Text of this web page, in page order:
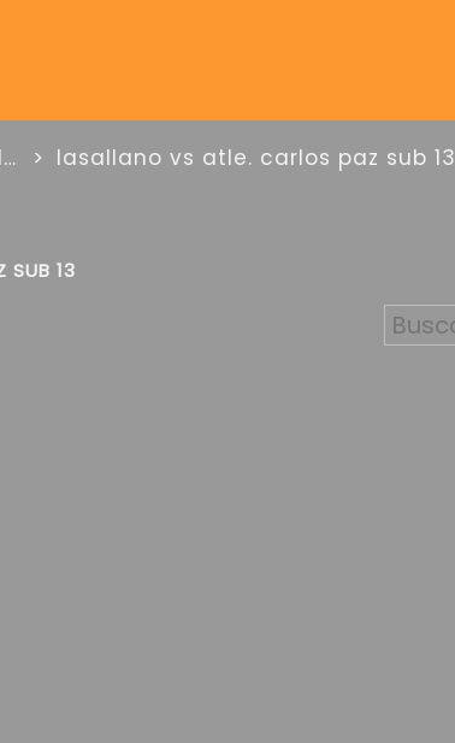
tornero regional afa lasallano vs atle. carlos paz 8 de octubre de 2025 lasallano vs atle. carlos paz sub 13
SUB 13